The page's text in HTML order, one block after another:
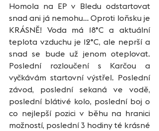
Homola na EP v Bledu odstartovat
snad ani já nemohu… Oproti loňsku je
KRÁSNĚ! Voda má 18°C a aktuální
teplota vzduchu je 12°C, ale neprší a
snad se bude už jenom oteplovat.
Poslední rozloučení s Karčou a
vyčkávám startovní výstřel. Poslední
závod, poslední sekaná ve vodě,
poslední blátivé kolo, poslední boj o
co nejlepší pozici v běhu na hranici
možností, poslední 3 hodiny té krásné